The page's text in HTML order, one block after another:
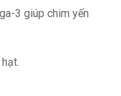
3 giúp chim yến